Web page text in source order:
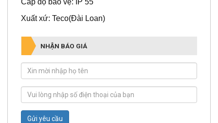
Xuất xứ: Teco(Đài Loan)
NHẬN BÁO GIÁ
Gửi yêu cầu